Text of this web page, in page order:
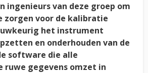
ingenieurs van deze groep om
zorgen voor de kalibratie
het instrument
en onderhouden van de
software die alle
ruwe gegevens omzet in